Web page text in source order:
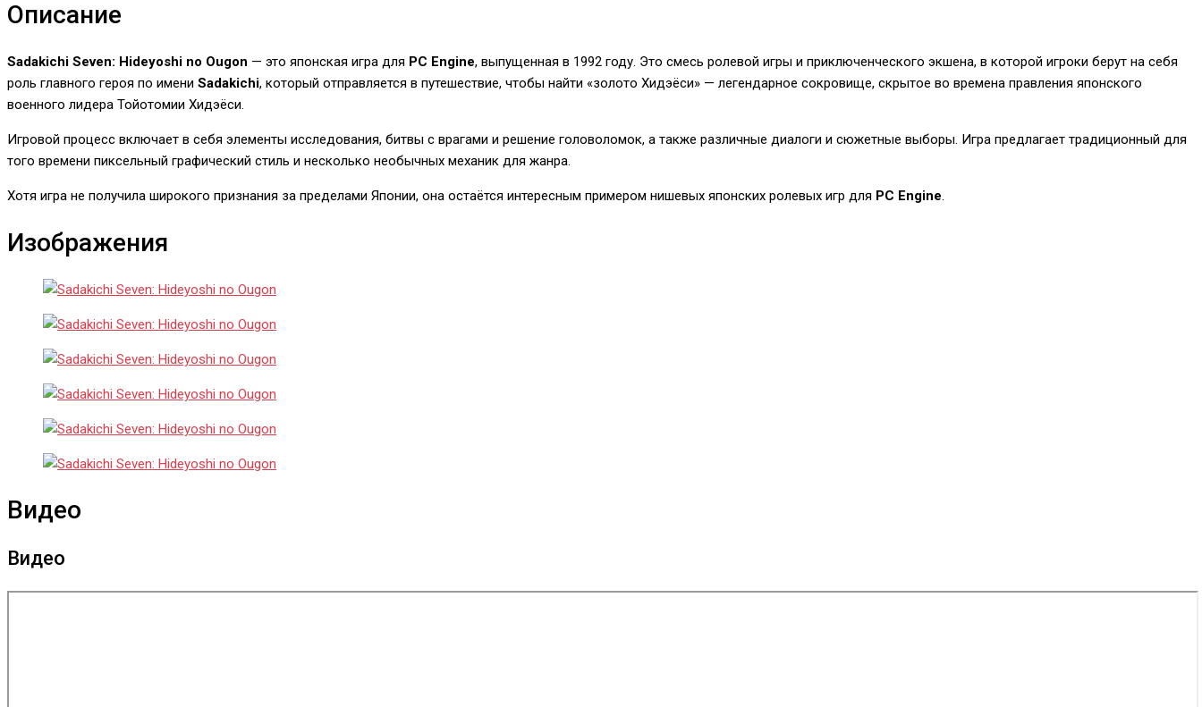
Описание
Sadakichi Seven: Hideyoshi no Ougon — это японская игра для PC Engine, выпущенная в 1992 году. Это смесь ролевой игры и приключенческого экшена, в которой игроки берут на себя
роль главного героя по имени Sadakichi, который отправляется в путешествие, чтобы найти «золото Хидэёси» — легендарное сокровище, скрытое во времена правления японского
военного лидера Тойотомии Хидэёси.
Игровой процесс включает в себя элементы исследования, битвы с врагами и решение головоломок, а также различные диалоги и сюжетные выборы. Игра предлагает традиционный для
того времени пиксельный графический стиль и несколько необычных механик для жанра.
Хотя игра не получила широкого признания за пределами Японии, она остаётся интересным примером нишевых японских ролевых игр для PC Engine.
Изображения
Видео
Видео